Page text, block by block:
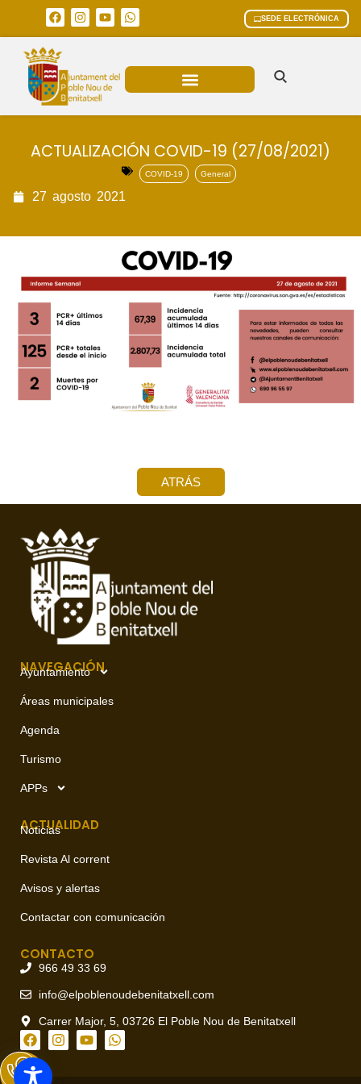
SEDE ELECTRÓNICA
ACTUALIZACIÓN COVID-19 (27/08/2021)
COVID-19 General
27 agosto 2021
ATRÁS
NAVEGACIÓN
Ayuntamiento
Áreas municipales
Agenda
Turismo
APPs
ACTUALIDAD
Noticias
Revista Al corrent
Avisos y alertas
Contactar con comunicación
CONTACTO
966 49 33 69
info@elpoblenoudebenitatxell.com
Carrer Major, 5, 03726 El Poble Nou de Benitatxell